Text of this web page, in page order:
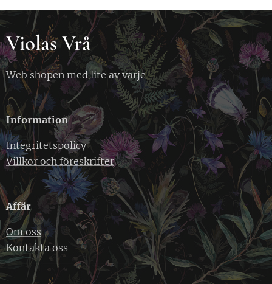
Violas Vrå
Web shopen med lite av varje
Information
Integritetspolicy
Villkor och föreskrifter
Affär
Om oss
Kontakta oss